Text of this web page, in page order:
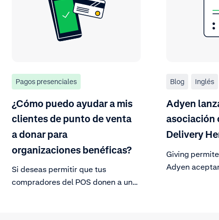
Pagos presenciales
¿Cómo puedo ayudar a mis
clientes de punto de venta
a donar para
organizaciones benéficas?
Si deseas permitir que tus
compradores del POS donen a una
Blog Inglés
Adyen
asociación
Delivery
Giving
Adyen